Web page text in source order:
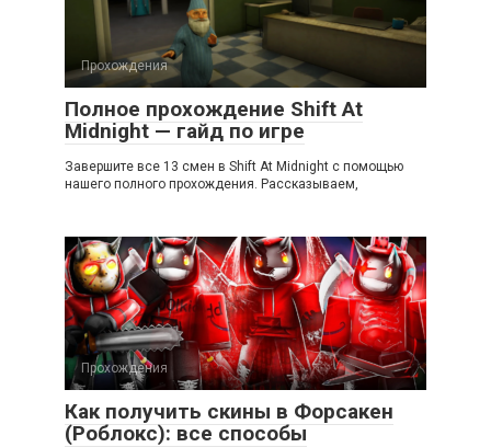
Прохождения
Полное прохождение Shift At
Midnight — гайд по игре
Завершите все 13 смен в Shift At Midnight с помощью
нашего полного прохождения. Рассказываем,
Прохождения
Как получить скины в Форсакен
(Роблокс): все способы